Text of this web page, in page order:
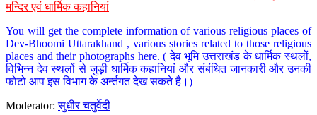
मन्दिर एवं धार्मिक कहानियां
You will get the complete information of various religious places of
Dev-Bhoomi Uttarakhand , various stories related to those religious
places and their photographs here. ( देव भूमि उत्तराखंड के धार्मिक स्थलों,
विभिन्न देव स्थलों से जुड़ी धार्मिक कहानियां और संबंधित जानकारी और उनकी
फोटो आप इस विभाग के अर्न्तगत देख सकते है।)
Moderator:सुधीर चतुर्वेदी